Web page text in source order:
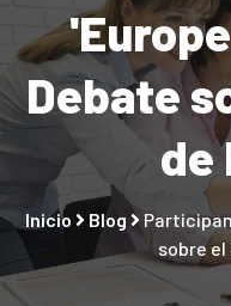
Debate
de
Inicio Blog
sobre